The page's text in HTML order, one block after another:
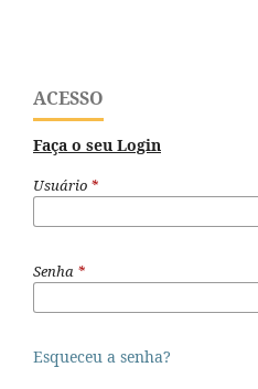
ACESSO
Faça o seu Login
Usuário *
Senha *
Esqueceu a senha?